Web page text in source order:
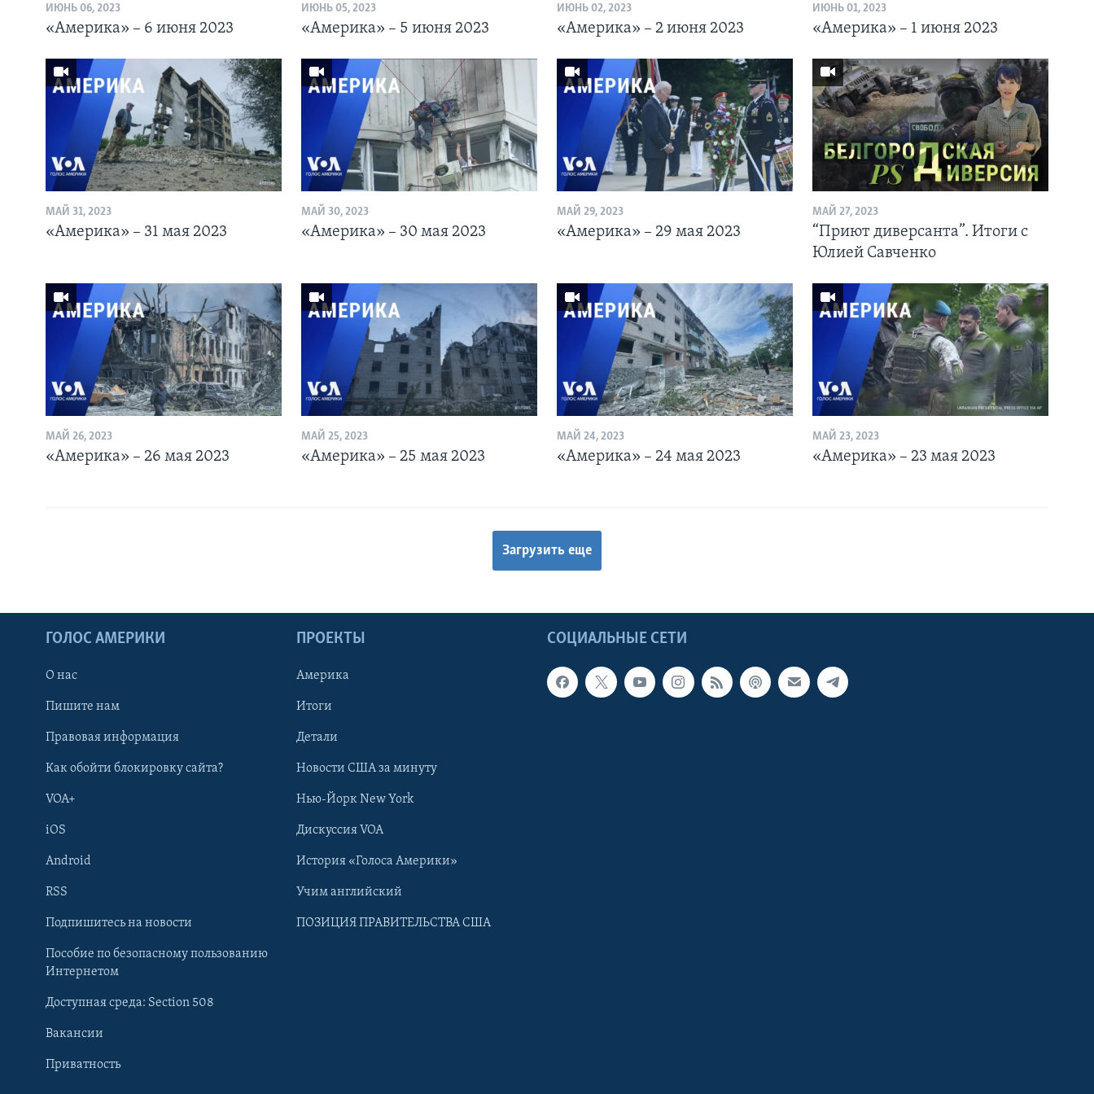
Learning English
Языки
ИЮНЬ 06, 2023
«Америка» – 6 июня 2023
ИЮНЬ 05, 2023
«Америка» – 5 июня 2023
ИЮНЬ 02, 2023
«Америка» – 2 июня 2023
ИЮНЬ 01, 2023
«Америка» – 1 июня 2023
МАЙ 31, 2023
«Америка» – 31 мая 2023
МАЙ 30, 2023
«Америка» – 30 мая 2023
МАЙ 29, 2023
«Америка» – 29 мая 2023
МАЙ 27, 2023
“Приют диверсанта”. Итоги с
Юлией Савченко
МАЙ 26, 2023
«Америка» – 26 мая 2023
МАЙ 25, 2023
«Америка» – 25 мая 2023
МАЙ 24, 2023
«Америка» – 24 мая 2023
МАЙ 23, 2023
«Америка» – 23 мая 2023
Загрузить еще
СОЦИАЛЬНЫЕ СЕТИ
ГОЛОС АМЕРИКИ
О нас
Пишите нам
Правовая информация
Как обойти блокировку сайта?
VOA+
iOS
Android
RSS
Подпишитесь на новости
Пособие по безопасному пользованию
Интернетом
Доступная среда: Section 508
Вакансии
Приватность
ПРОЕКТЫ
Америка
Итоги
Детали
Новости США за минуту
Нью-Йорк New York
Дискуссия VOA
История «Голоса Америки»
Учим английский
ПОЗИЦИЯ ПРАВИТЕЛЬСТВА США